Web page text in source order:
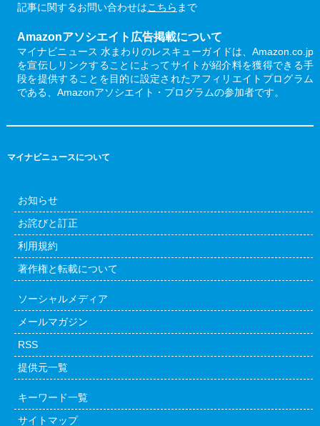
記事に関するお問い合わせはこちら まで
Amazonアソシエイト広告掲載について
マイナビニュース 水まわりのレスキューガイドは、Amazon.co.jp
を宣伝しリンクすることによってサイトが紹介料を獲得できる手
段を提供することを目的に設定されたアフィリエイトプログラム
である、Amazonアソシエイト・プログラムの参加者です。
マイナビニュースについて
お知らせ
お詫びと訂正
利用規約
著作権と転載について
ソーシャルメディア
メールマガジン
RSS
提供元一覧
キーワード一覧
サイトマップ